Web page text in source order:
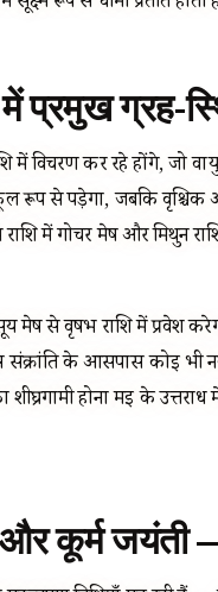
प्रमुख ग्रह-
विचरण कर रहे होंगे, जो
रूप से पड़ेगा, जबकि वृश्चिक
में गोचर मेष और मिथुन
मेष से वृषभ राशि में प्रवेश
के आसपास कोई भी
होना मई के
और कूर्म